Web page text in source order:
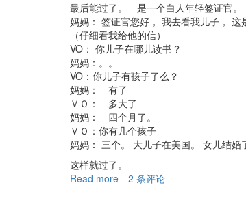
最后能过了。 是一个白人年轻签证官
妈妈： 签证官您好， 我去看我儿子，
（仔细看我给他的信）
VO： 你儿子在哪儿读书？
妈妈：。。
VO：你儿子有孩子了么？
妈妈： 有了
ＶＯ： 多大了
妈妈： 四个月了。
ＶＯ：你有几个孩子
妈妈： 三个。 大儿子在美国。 女儿结婚
这样就过了。
Read more about
2 条评论